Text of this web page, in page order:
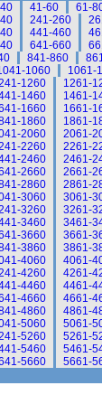
41-60 61-
241-260
441-460
641-660
841-860
1060 1061-
1260 1261-
1460 1461-
1660 1661-
1860 1861-
2060 2061-
2260 2261-
2460 2461-
2660 2661-
2860 2861-
3060 3061-
3260 3261-
3460 3461-
3660 3661-
3860 3861-
4060 4061-
4260 4261-
4460 4461-
4660 4661-
4860 4861-
5060 5061-
5260 5261-
5460 5461-
5660 5661-